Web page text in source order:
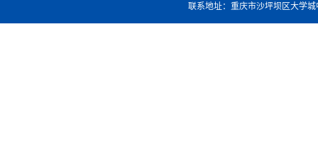
联系地址：重庆市沙坪坝区大学城